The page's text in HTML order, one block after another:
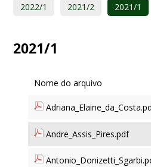
2022/1 2021/2 2021/1
2021/1
Andre_Assis_Pires.pdf